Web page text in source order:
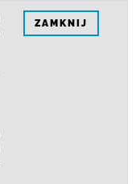
ZAMKNIJ